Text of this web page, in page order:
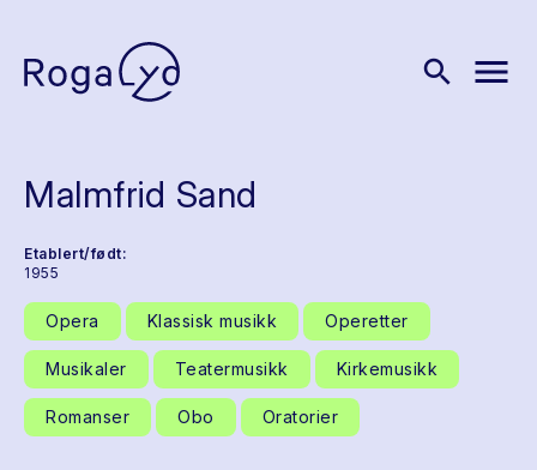
search menu
Malmfrid Sand
Etablert/født:
1955
Opera Klassisk musikk Operetter
Musikaler Teatermusikk Kirkemusikk
Romanser Obo Oratorier